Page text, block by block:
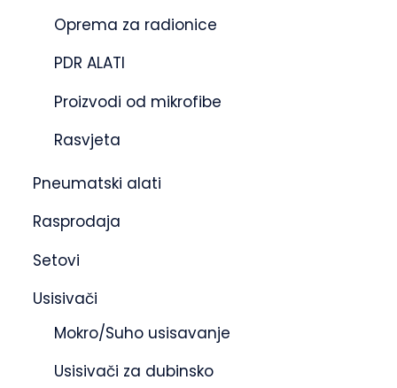
Oprema za radionice
PDR ALATI
Proizvodi od mikrofibe
Rasvjeta
Pneumatski alati
Rasprodaja
Setovi
Usisivači
Mokro/Suho usisavanje
Usisivači za dubinsko